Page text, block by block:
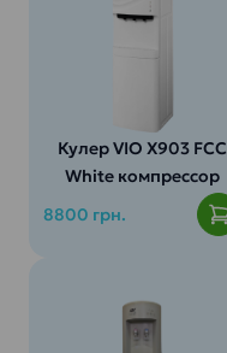
Цвет корпуса:
размещения:
Кулер VIO X903 FCC
White компрессор
8800 грн.